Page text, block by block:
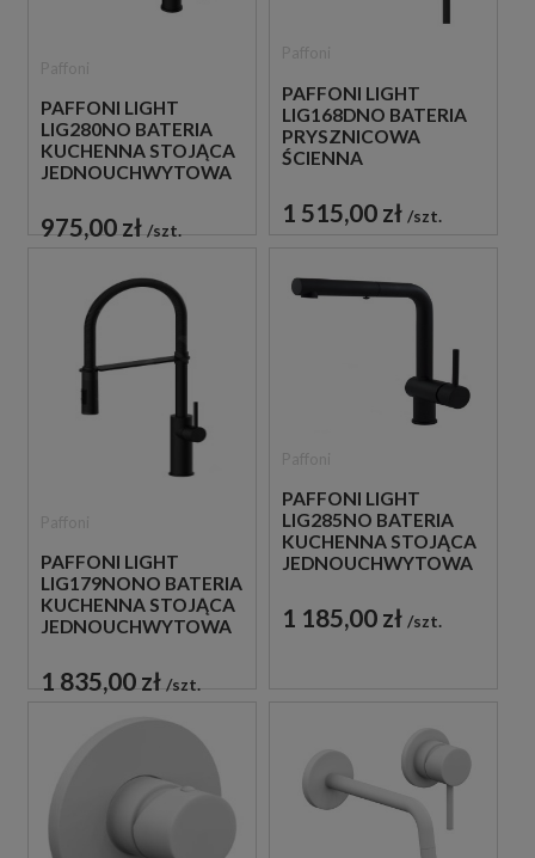
PAFFONI LIGHT
LIG280NO BATERIA
KUCHENNA STOJĄCA
JEDNOUCHWYTOWA
975,00 zł szt.
PAFFONI LIGHT
LIG168DNO BATERIA
PRYSZNICOWA
ŚCIENNA
CZARNA
1 515,00 zł szt.
PAFFONI LIGHT
LIG179NONO BATERIA
KUCHENNA STOJĄCA
JEDNOUCHWYTOWA
1 835,00 zł szt.
PAFFONI LIGHT
LIG285NO BATERIA
KUCHENNA STOJĄCA
JEDNOUCHWYTOWA
1 185,00 zł szt.